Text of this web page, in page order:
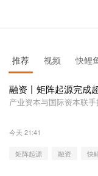
推荐 视频 快鲤
融资丨矩阵起源完成
产业资本与国际资本联
今天 21:41
矩阵起源 融资 快